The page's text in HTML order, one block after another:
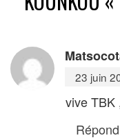
23 juin
vive TBK